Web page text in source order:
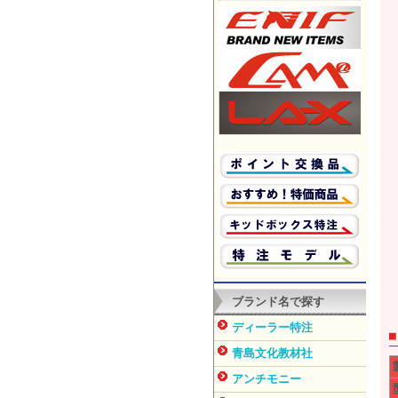
ブランド名で探す
ディーラー特注
青島文化教材社
アンチモニー